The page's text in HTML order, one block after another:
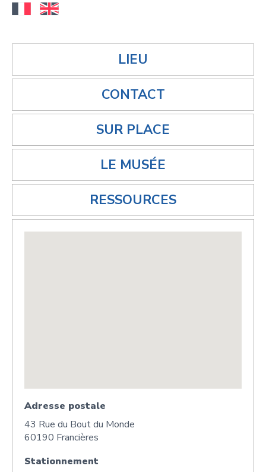
LIEU
CONTACT
SUR PLACE
LE MUSÉE
RESSOURCES
Adresse postale
43 Rue du Bout du Monde
60190 Francières
Stationnement